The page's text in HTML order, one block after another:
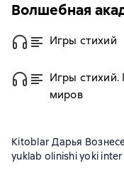
Волшебная
Игры стихий
Игры стихий.
миров
Kitoblar Дарья
yuklab olinishi yoki